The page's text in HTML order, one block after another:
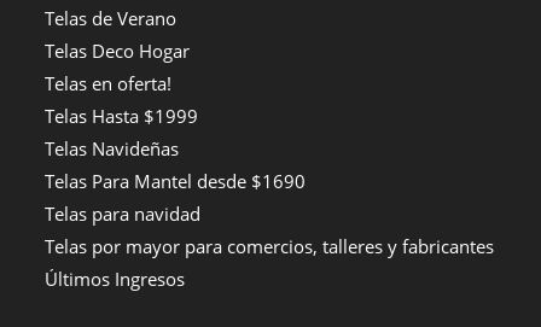
Telas de Verano
Telas Deco Hogar
Telas en oferta!
Telas Hasta $1999
Telas Navideñas
Telas Para Mantel desde $1690
Telas para navidad
Telas por mayor para comercios, talleres y fabricantes
Últimos Ingresos